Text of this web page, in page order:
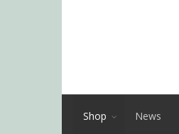
Shop News